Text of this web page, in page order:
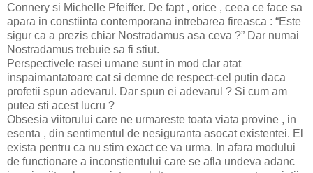
Connery si Michelle Pfeiffer. De fapt , orice , ceea ce face sa
apara in constiinta contemporana intrebarea fireasca : “Este
sigur ca a prezis chiar Nostradamus asa ceva ?” Dar numai
Nostradamus trebuie sa fi stiut.
Perspectivele rasei umane sunt in mod clar atat
inspaimantatoare cat si demne de respect-cel putin daca
profetii spun adevarul. Dar spun ei adevarul ? Si cum am
putea sti acest lucru ?
Obsesia viitorului care ne urmareste toata viata provine , in
esenta , din sentimentul de nesiguranta asocat existentei. El
exista pentru ca nu stim exact ce va urma. In afara modului
de functionare a inconstientului care se afla undeva adanc